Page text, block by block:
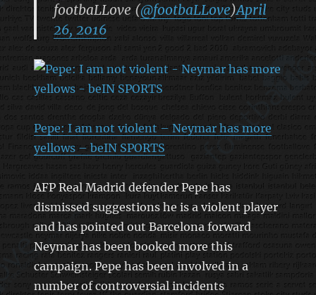
footbaLLove (@footbaLLove)April
26, 2016
Pepe: I am not violent – Neymar has more
yellows – beIN SPORTS
AFP Real Madrid defender Pepe has
dismissed suggestions he is a violent player
and has pointed out Barcelona forward
Neymar has been booked more this
campaign. Pepe has been involved in a
number of controversial incidents